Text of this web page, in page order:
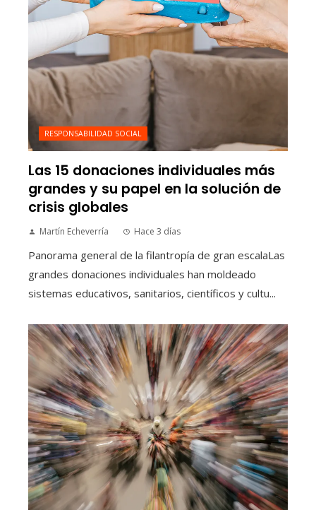
RESPONSABILIDAD SOCIAL
Las 15 donaciones individuales más
grandes y su papel en la solución de
crisis globales
Martín Echeverría Hace 3 días
Panorama general de la filantropía de gran escalaLas
grandes donaciones individuales han moldeado
sistemas educativos, sanitarios, científicos y cultu...